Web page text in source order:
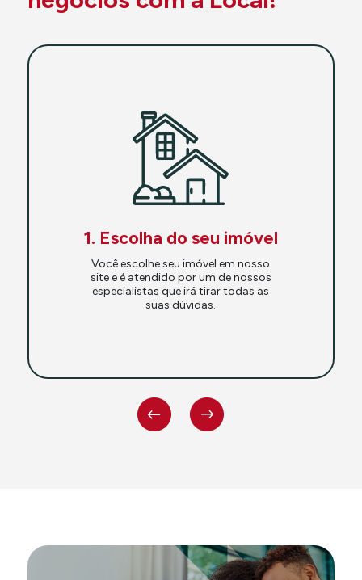
1. Escolha do seu imóvel
Você escolhe seu imóvel em nosso
site e é atendido por um de nossos
especialistas que irá tirar todas as
suas dúvidas.